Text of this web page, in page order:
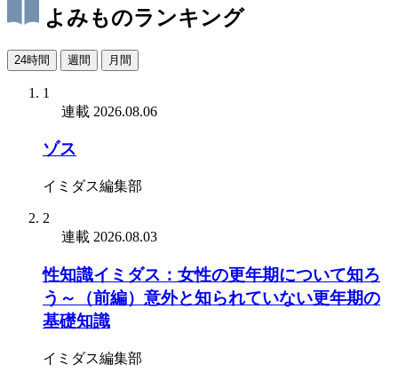
よみものランキング
24時間 週間 月間
1
連載 2026.08.06
ゾス
イミダス編集部
2
連載 2026.08.03
性知識イミダス：女性の更年期について知ろ
う～（前編）意外と知られていない更年期の
基礎知識
イミダス編集部